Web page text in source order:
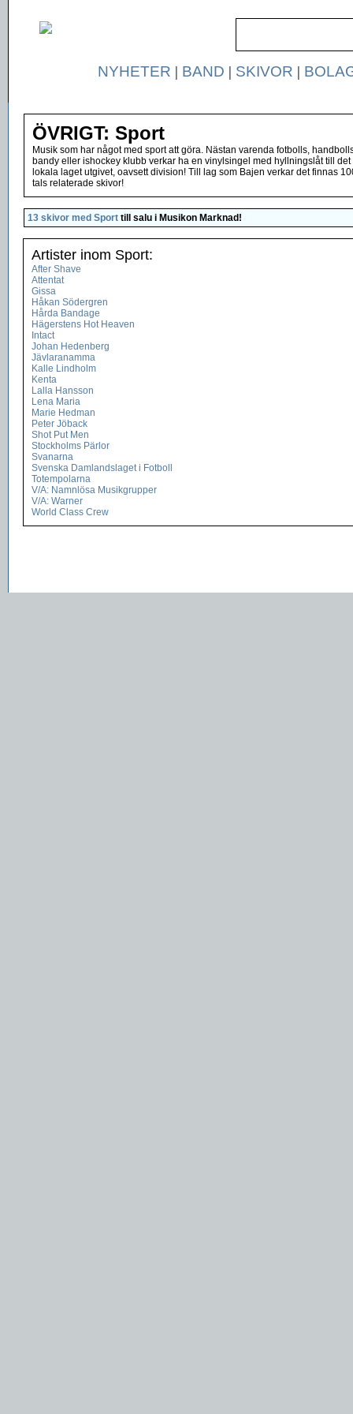
NYHETER | BAND | SKIVOR |
ÖVRIGT: Sport
Musik som har något med sport att göra. Nästan varenda fotbolls,
bandy eller ishockey klubb verkar ha en vinylsingel med hyllningslåt till det
lokala laget utgivet, oavsett division! Till lag som Bajen verkar det finnas
tals relaterade skivor!
13 skivor med Sport till salu i Musikon Marknad !
Artister inom Sport:
After Shave
Attentat
Gissa
Håkan Södergren
Hårda Bandage
Hägerstens Hot Heaven
Intact
Johan Hedenberg
Jävlaranamma
Kalle Lindholm
Kenta
Lalla Hansson
Lena Maria
Marie Hedman
Peter Jöback
Shot Put Men
Stockholms Pärlor
Svanarna
Svenska Damlandslaget i Fotboll
Totempolarna
V/A: Namnlösa Musikgrupper
V/A: Warner
World Class Crew